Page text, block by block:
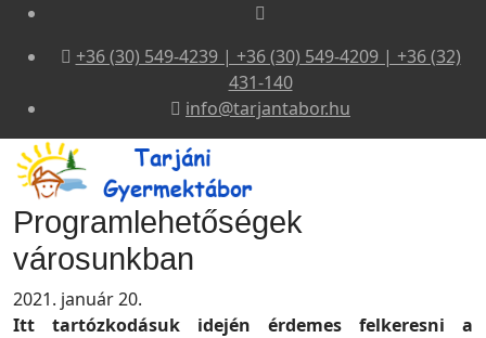
+36 (30) 549-4239 | +36 (30) 549-4209 | +36 (32)
431-140
info@tarjantabor.hu
Programlehetőségek
városunkban
2021. január 20.
Itt tartózkodásuk idején érdemes felkeresni a